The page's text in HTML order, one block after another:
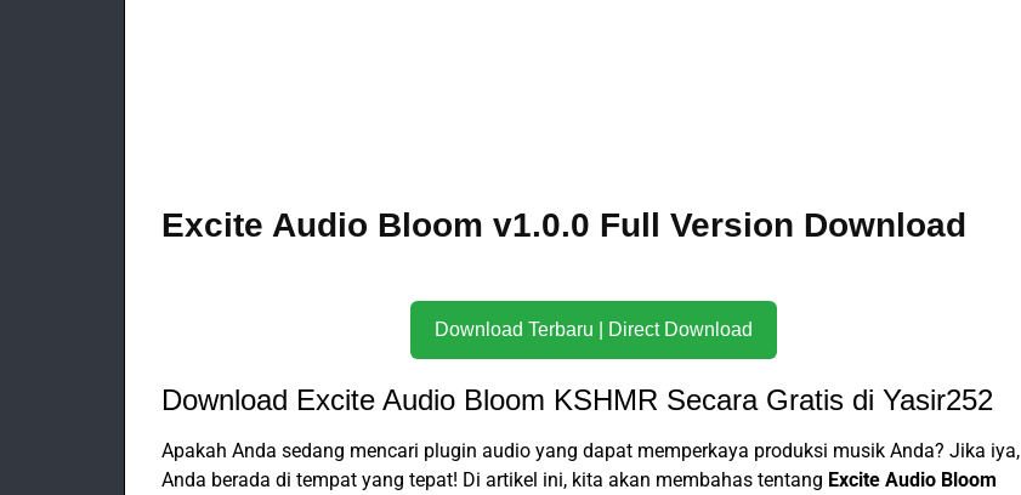
Excite Audio Bloom v1.0.0 Full Version Download
Download Terbaru | Direct Download
Download Excite Audio Bloom KSHMR Secara Gratis di Yasir252
Apakah Anda sedang mencari plugin audio yang dapat memperkaya produksi musik Anda? Jika iya,
Anda berada di tempat yang tepat! Di artikel ini, kita akan membahas tentang Excite Audio Bloom